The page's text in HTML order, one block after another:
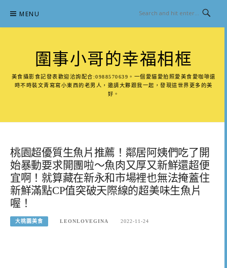
content
MENU
圍事小哥的幸福相框
美食攝影食記發表歡迎洽詢配合:0988570639。一個愛貓愛拍照愛美食愛咖啡還
時不時裝文青寫寫小東西的老男人，邀請大夥跟我一起，發現這世界更多的美
好。
桃園超優質生魚片推薦！鄰居阿姨們吃了開
始暴動要求開團啦～魚肉又厚又新鮮還超便
宜啊！就算藏在新永和市場裡也無法掩蓋住
新鮮滿點CP值突破天際線的超美味生魚片
喔！
大桃園美食 LEONLOVEGINA 2022-11-24